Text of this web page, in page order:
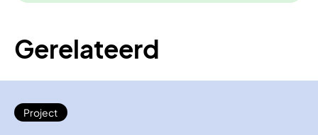
Gerelateerd
Project